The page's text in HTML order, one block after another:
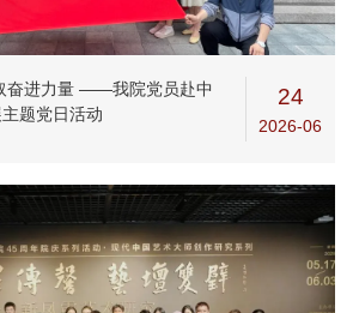
奋进力量 ——我院党员赴中
题党日活动
24
2026-06